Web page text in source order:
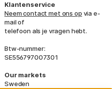
Klantenservice
Neem contact met ons op via e-
mail of
telefoon als je vragen hebt.
Btw-nummer:
SE556797007301
Our markets
Sweden